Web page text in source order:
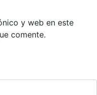
y web en este
comente.